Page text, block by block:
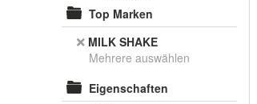
Top Marken
MILK SHAKE
Mehrere auswählen
Eigenschaften